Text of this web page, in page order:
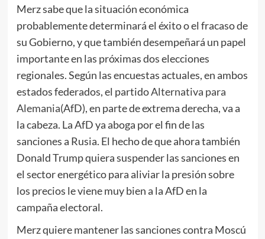
Merz sabe que la situación económica
probablemente determinará el éxito o el fracaso de
su Gobierno, y que también desempeñará un papel
importante en las próximas dos elecciones
regionales. Según las encuestas actuales, en ambos
estados federados, el partidoAlternativa para
Alemania(AfD), en parte de extrema derecha, va a
la cabeza. La AfD ya aboga por el fin de las
sanciones a Rusia. El hecho de que ahora también
Donald Trump quiera suspender las sanciones en
el sector energético para aliviar la presión sobre
los precios le viene muy bien a la AfD en la
campaña electoral.
Merz quiere mantener las sanciones contra Moscú